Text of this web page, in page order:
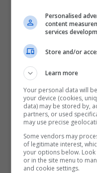
Personalised
content
services
Store and/or
Learn more
Your personal data will
your device (cookies,
data) may be stored by,
partners, or used
may use precise
Some vendors may
of legitimate interest,
your options below.
or in the site menu to
and cookie settings.